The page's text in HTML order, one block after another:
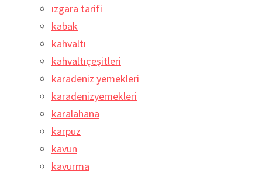
ızgara tarifi
kabak
kahvaltı
kahvaltıçeşitleri
karadeniz yemekleri
karadenizyemekleri
karalahana
karpuz
kavun
kavurma